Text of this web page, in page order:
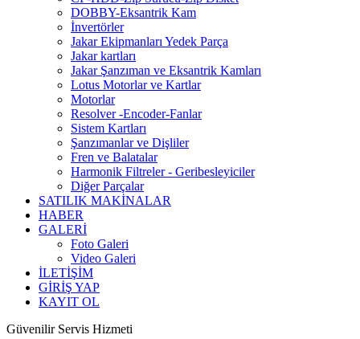
DOBBY-Eksantrik Kam
İnvertörler
Jakar Ekipmanları Yedek Parça
Jakar kartları
Jakar Şanzıman ve Eksantrik Kamları
Lotus Motorlar ve Kartlar
Motorlar
Resolver -Encoder-Fanlar
Sistem Kartları
Şanzımanlar ve Dişliler
Fren ve Balatalar
Harmonik Filtreler - Geribesleyiciler
Diğer Parçalar
SATILIK MAKİNALAR
HABER
GALERİ
Foto Galeri
Video Galeri
İLETİŞİM
GİRİŞ YAP
KAYIT OL
Güvenilir Servis Hizmeti